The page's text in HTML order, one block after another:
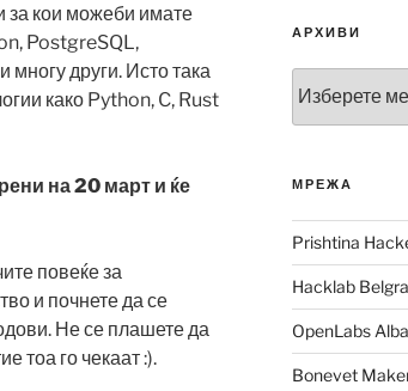
за кои можеби имате
PostgreSQL,
други. Исто така
како Python, C, Rust
на 20 март и ќе
повеќе за
и почнете да се
Не се плашете да
тоа го чекаат :).
АРХИВИ
МРЕЖА
Prishtina
Hacklab
OpenLabs
Bonevet